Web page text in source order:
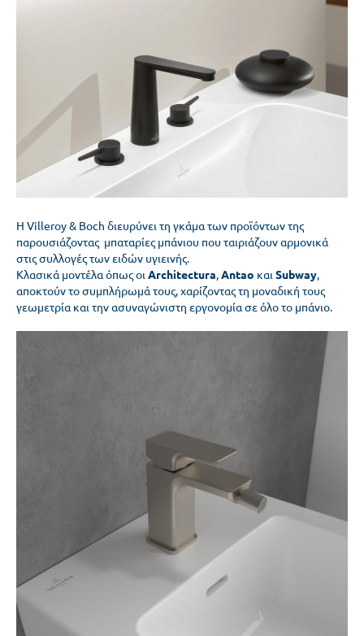
Η Villeroy & Boch διευρύνει τη γκάμα των προϊόντων της
παρουσιάζοντας μπαταρίες μπάνιου που ταιριάζουν αρμονικά
στις συλλογές των ειδών υγιεινής.
Κλασικά μοντέλα όπως οι Architectura,Antao και Subway,
αποκτούν το συμπλήρωμά τους, χαρίζοντας τη μοναδική τους
γεωμετρία και την ασυναγώνιστη εργονομία σε όλο το μπάνιο.